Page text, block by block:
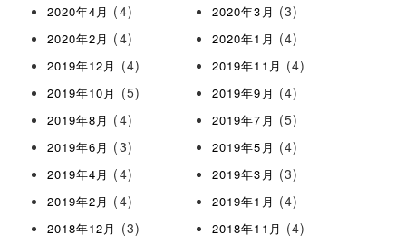
2020年4月 (4) 2020年3月 (3)
2020年2月 (4) 2020年1月 (4)
2019年12月 (4) 2019年11月 (4)
2019年10月 (5) 2019年9月 (4)
2019年8月 (4) 2019年7月 (5)
2019年6月 (3) 2019年5月 (4)
2019年4月 (4) 2019年3月 (3)
2019年2月 (4) 2019年1月 (4)
2018年12月 (3) 2018年11月 (4)